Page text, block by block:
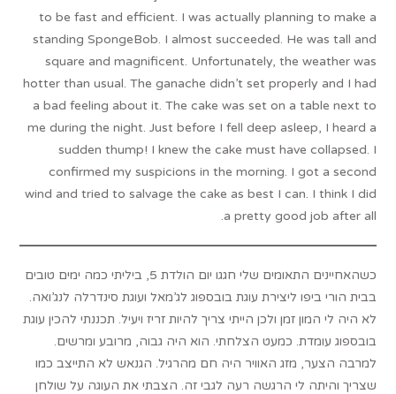
to be fast and efficient. I was actually planning to make a
standing SpongeBob. I almost succeeded. He was tall and
square and magnificent. Unfortunately, the weather was
hotter than usual. The ganache didn’t set properly and I had
a bad feeling about it. The cake was set on a table next to
me during the night. Just before I fell deep asleep, I heard a
sudden thump! I knew the cake must have collapsed. I
confirmed my suspicions in the morning. I got a second
wind and tried to salvage the cake as best I can. I think I did
a pretty good job after all.
כשהאחיינים התאומים שלי חגגו יום הולדת 5, ביליתי כמה ימים טובים
בבית הורי ביפו ליצירת עוגת בובספוג לג’מאל ועוגת סינדרלה לנג’ואה.
לא היה לי המון זמן ולכן הייתי צריך להיות זריז ויעיל. תכננתי להכין עוגת
בובספוג עומדת. כמעט הצלחתי. הוא היה גבוה, מרובע ומרשים.
למרבה הצער, מזג האוויר היה חם מהרגיל. הגנאש לא התייצב כמו
שצריך והיתה לי הרגשה רעה לגבי זה. הצבתי את העוגה על שולחן